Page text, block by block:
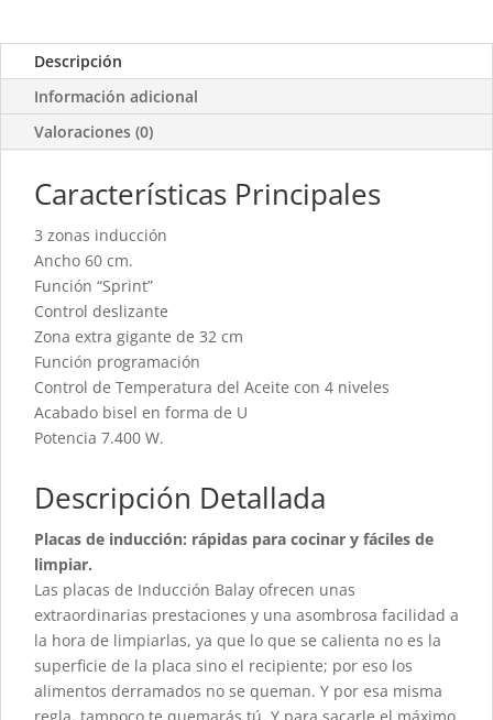
Descripción
Información adicional
Valoraciones (0)
Características Principales
3 zonas inducción
Ancho 60 cm.
Función “Sprint”
Control deslizante
Zona extra gigante de 32 cm
Función programación
Control de Temperatura del Aceite con 4 niveles
Acabado bisel en forma de U
Potencia 7.400 W.
Descripción Detallada
Placas de inducción: rápidas para cocinar y fáciles de
limpiar.
Las placas de Inducción Balay ofrecen unas
extraordinarias prestaciones y una asombrosa facilidad a
la hora de limpiarlas, ya que lo que se calienta no es la
superficie de la placa sino el recipiente; por eso los
alimentos derramados no se queman. Y por esa misma